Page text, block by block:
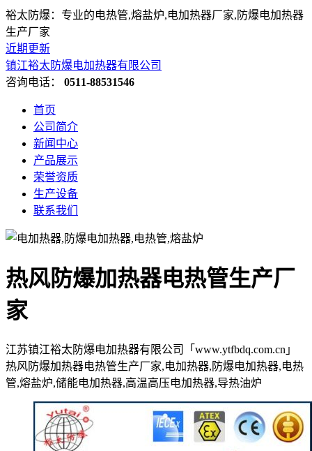
裕太防爆：专业的电热管,熔盐炉,电加热器厂家,防爆电加热器
生产厂家
近期更新
镇江裕太防爆电加热器有限公司
咨询电话： 0511-88531546
首页
公司简介
新闻中心
产品展示
荣誉资质
生产设备
联系我们
热风防爆加热器电热管生产厂
家
江苏镇江裕太防爆电加热器有限公司「www.ytfbdq.com.cn」
热风防爆加热器电热管生产厂家,电加热器,防爆电加热器,电热
管,熔盐炉,储能电加热器,高温高压电加热器,导热油炉